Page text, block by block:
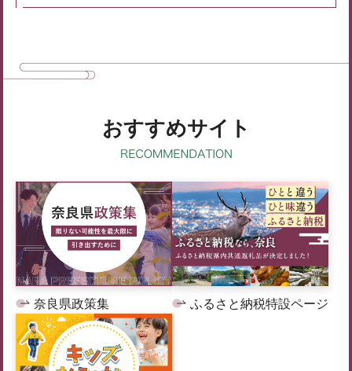
おすすめサイト
奈良県政策集 ふるさと納税特設ページ